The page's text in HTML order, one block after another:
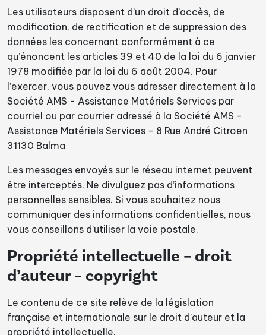
Les utilisateurs disposent d’un droit d’accès, de
modification, de rectification et de suppression des
données les concernant conformément à ce
qu’énoncent les articles 39 et 40 de la loi du 6 janvier
1978 modifiée par la loi du 6 août 2004. Pour
l’exercer, vous pouvez vous adresser directement à la
Société AMS - Assistance Matériels Services par
courriel ou par courrier adressé à la Société AMS -
Assistance Matériels Services - 8 Rue André Citroen
31130 Balma
Les messages envoyés sur le réseau internet peuvent
être interceptés. Ne divulguez pas d’informations
personnelles sensibles. Si vous souhaitez nous
communiquer des informations confidentielles, nous
vous conseillons d’utiliser la voie postale.
Propriété intellectuelle – droit
d’auteur – copyright
Le contenu de ce site relève de la législation
française et internationale sur le droit d’auteur et la
propriété intellectuelle.